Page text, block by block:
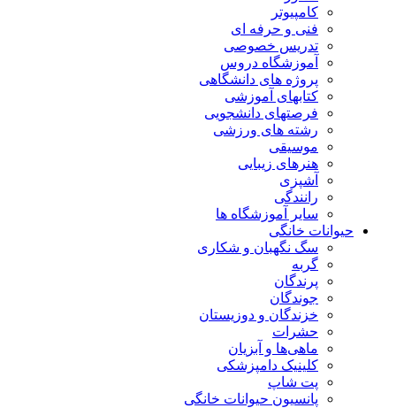
کامپیوتر
فنی و حرفه ای
تدریس خصوصی
آموزشگاه دروس
پروژه های دانشگاهی
کتابهای آموزشی
فرصتهای دانشجویی
رشته های ورزشی
موسیقی
هنرهای زیبایی
آشپزی
رانندگی
سایر آموزشگاه ها
حیوانات خانگی
سگ نگهبان و شکاری
گربه
پرندگان
جوندگان
خزندگان و دوزیستان
حشرات
ماهی‌ها و آبزیان
کلینیک دامپزشکی
پت شاپ
پانسیون حیوانات خانگی